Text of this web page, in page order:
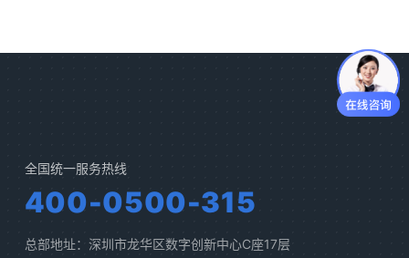
全国统一服务热线
400-0500-315
总部地址：深圳市龙华区数字创新中心C座17层